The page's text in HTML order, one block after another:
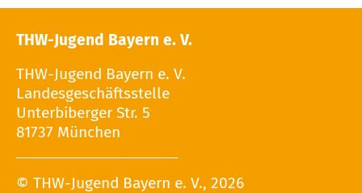
THW-Jugend Bayern e. V.
THW-Jugend Bayern e. V.
Landesgeschäftsstelle
Unterbiberger Str. 5
81737 München
© THW-Jugend Bayern e. V., 2026